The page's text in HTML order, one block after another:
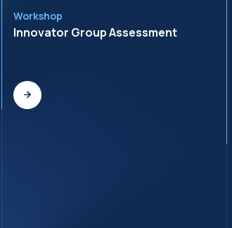
Workshop
Innovator Group Assessment